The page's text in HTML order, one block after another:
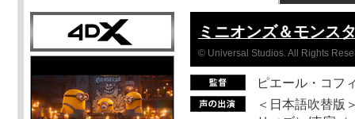
ミニオンズ＆モンス
© Universal Studios. All Rights
ピエール・コフ
＜日本語吹替版